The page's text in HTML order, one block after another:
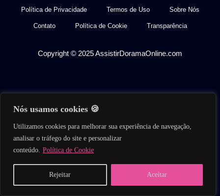
Nós usamos cookies 🍪
Utilizamos cookies para melhorar sua experiência de navegação,
analisar o tráfego do site e personalizar
conteúdo. Política de Cookie
Rejeitar Aceitar
Política de Privacidade Termos de Uso Sobre Nós
Contato Política de Cookie Transparência
Copyright © 2025 AssistirDoramaOnline.com
Buscar Filmes